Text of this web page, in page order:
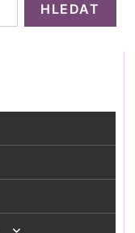
HLEDAT